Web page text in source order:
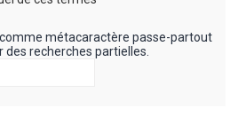
métacaractère passe-partout
recherches partielles.